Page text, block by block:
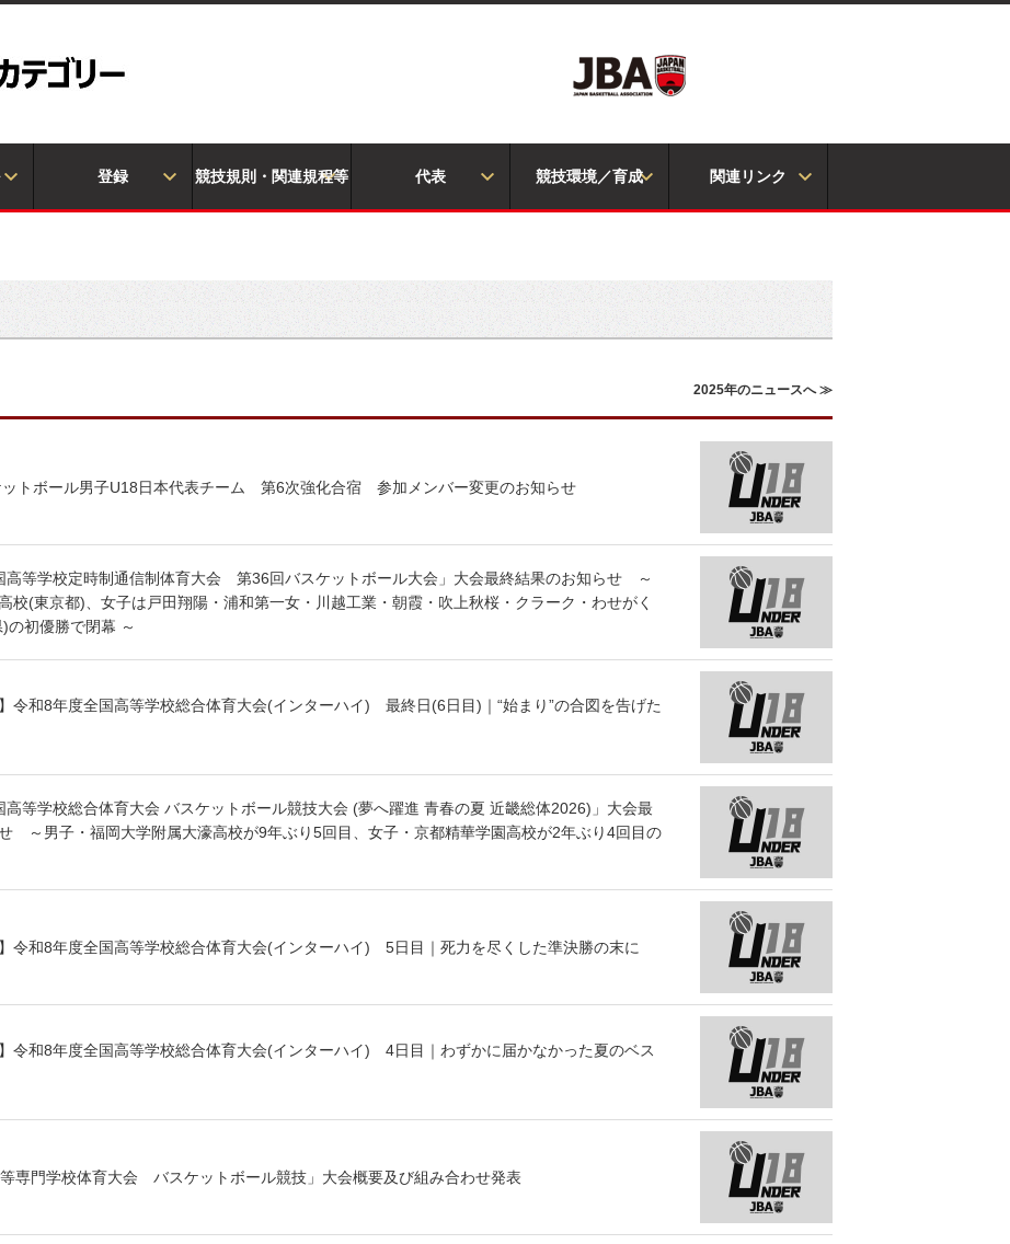
登録 競技規則・関連規程等 代表 競技環境／育成 関連リンク
2025年のニュースへ ≫
ットボール男子U18日本代表チーム 第6次強化合宿 参加メンバー変更のお知らせ
高等学校定時制通信制体育大会 第36回バスケットボール大会」大会最終結果のお知らせ ～
校(東京都)、女子は戸田翔陽・浦和第一女・川越工業・朝霞・吹上秋桜・クラーク・わせがく
の初優勝で閉幕 ～
】令和8年度全国高等学校総合体育大会(インターハイ) 最終日(6日目)｜“始まり”の合図を告げた
高等学校総合体育大会 バスケットボール競技大会 (夢へ躍進 青春の夏 近畿総体2026)」大会最
～男子・福岡大学附属大濠高校が9年ぶり5回目、女子・京都精華学園高校が2年ぶり4回目の
】令和8年度全国高等学校総合体育大会(インターハイ) 5日目｜死力を尽くした準決勝の末に
】令和8年度全国高等学校総合体育大会(インターハイ) 4日目｜わずかに届かなかった夏のベス
等専門学校体育大会 バスケットボール競技」大会概要及び組み合わせ発表